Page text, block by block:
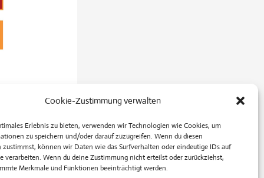
Cookie-Zustimmung verwalten
Erlebnis zu bieten, verwenden wir Technologien wie Cookies, um
zu speichern und/oder darauf zuzugreifen. Wenn du diesen
zustimmst, können wir Daten wie das Surfverhalten oder eindeutige IDs auf
verarbeiten. Wenn du deine Zustimmung nicht erteilst oder zurückziehst,
Merkmale und Funktionen beeinträchtigt werden.
Nächster Beitrag→